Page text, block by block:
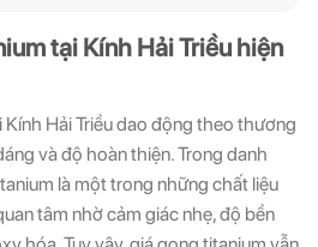
tại Kính Hải Triều hiện
Hải Triều dao động theo thương
và độ hoàn thiện. Trong danh
là một trong những chất liệu
tâm nhờ cảm giác nhẹ, độ bền